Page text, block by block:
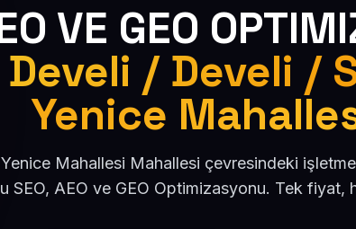
VE GEO
/ Develi /
Yenice
Mahallesi Mahallesi çevresindeki
SEO, AEO ve GEO Optimizasyonu. Tek fiyat,